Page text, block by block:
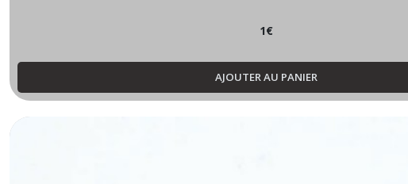
1€
AJOUTER AU PANIER